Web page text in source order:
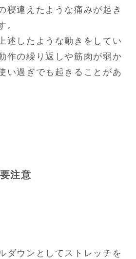
寝違えたような痛みが起き
。
述したような動きをしてい
作の繰り返しや筋肉が弱か
い過ぎでも起きることがあ
注意
ダウンとしてストレッチを